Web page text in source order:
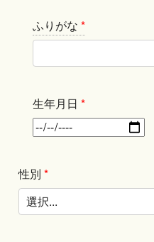
ふりがな *
生年月日 *
性別 *